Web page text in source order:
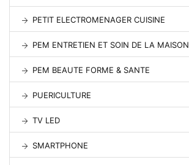
PETIT ELECTROMENAGER CUISINE
PEM ENTRETIEN ET SOIN DE LA MAISON
PEM BEAUTE FORME & SANTE
PUERICULTURE
TV LED
SMARTPHONE